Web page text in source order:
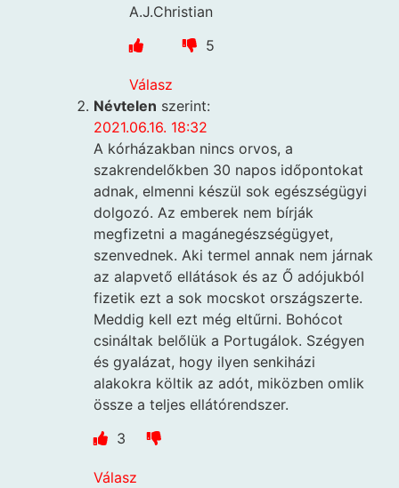
A.J.Christian
5
Válasz
Névtelen szerint:
2021.06.16. 18:32
A kórházakban nincs orvos, a
szakrendelőkben 30 napos időpontokat
adnak, elmenni készül sok egészségügyi
dolgozó. Az emberek nem bírják
megfizetni a magánegészségügyet,
szenvednek. Aki termel annak nem járnak
az alapvető ellátások és az Ő adójukból
fizetik ezt a sok mocskot országszerte.
Meddig kell ezt még eltűrni. Bohócot
csináltak belőlük a Portugálok. Szégyen
és gyalázat, hogy ilyen senkiházi
alakokra költik az adót, miközben omlik
össze a teljes ellátórendszer.
3
Válasz